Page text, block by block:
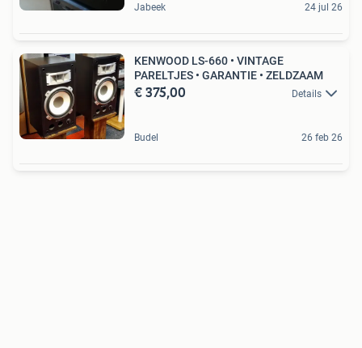
Jabeek 24 jul 26
KENWOOD LS-660 • VINTAGE
PARELTJES • GARANTIE • ZELDZAAM
€ 375,00 Details
Budel 26 feb 26